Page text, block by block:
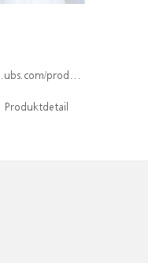
index/isin/DE000WA7UPM7
Produktdetail